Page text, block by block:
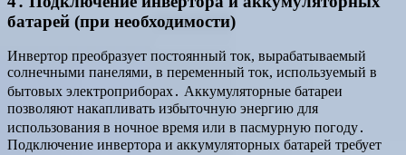
батарей (при необходимости)
Инвертор преобразует постоянный ток, вырабатываемый
солнечными панелями, в переменный ток, используемый в
бытовых электроприборах․ Аккумуляторные батареи
позволяют накапливать избыточную энергию для
использования в ночное время или в пасмурную погоду․
Подключение инвертора и аккумуляторных батарей требует